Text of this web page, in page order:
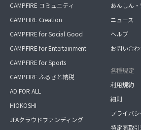
CAMPFIRE コミュニティ
CAMPFIRE Creation
CAMPFIRE for Social Good
CAMPFIRE for Entertainment
CAMPFIRE for Sports
CAMPFIRE ふるさと納税
AD FOR ALL
HIOKOSHI
JFAクラウドファンディング
あんしん
ニュース
ヘルプ
お問い合
各種規定
利用規約
細則
プライバ
特定商取